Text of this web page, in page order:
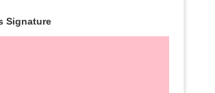
Signature